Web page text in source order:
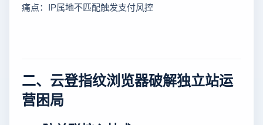
痛点：IP属地不匹配触发支付风控
二、云登指纹浏览器破解独立站运
营困局